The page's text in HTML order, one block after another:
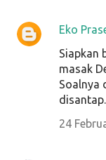
Eko
Siapkan
masak
Soalnya
24